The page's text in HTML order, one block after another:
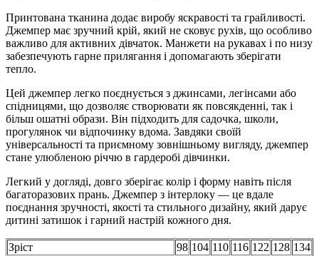
Принтована тканина додає виробу яскравості та грайливості.
Джемпер має зручний крій, який не сковує рухів, що особливо
важливо для активних дівчаток. Манжети на рукавах і по низу
забезпечують гарне прилягання і допомагають зберігати
тепло.
Цей джемпер легко поєднується з джинсами, легінсами або
спідницями, що дозволяє створювати як повсякденні, так і
більш ошатні образи. Він підходить для садочка, школи,
прогулянок чи відпочинку вдома. Завдяки своїй
універсальності та приємному зовнішньому вигляду, джемпер
стане улюбленою річчю в гардеробі дівчинки.
Легкий у догляді, довго зберігає колір і форму навіть після
багаторазових прань. Джемпер з інтерлоку — це вдале
поєднання зручності, якості та стильного дизайну, який дарує
дитині затишок і гарний настрій кожного дня.
Зріст 98 104 110 116 122 128 134